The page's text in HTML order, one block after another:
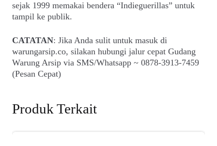
sejak 1999 memakai bendera “Indieguerillas” untuk
tampil ke publik.
CATATAN: Jika Anda sulit untuk masuk di
warungarsip.co, silakan hubungi jalur cepat Gudang
Warung Arsip via SMS/Whatsapp ~ 0878-3913-7459
(Pesan Cepat)
Produk Terkait